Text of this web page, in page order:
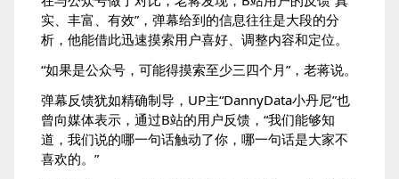
实、丰富、有效”，弹幕给到的信息往往是大段的分
析，他能借此迅速摸索用户喜好、调整内容和定位。
“如果是公众号，可能得摸索至少三四个月”，老蒋说。
弹幕反馈犹如精确制导，UP主“DannyData小丹尼”也
曾向媒体表示，通过B站的用户反馈，“我们能够知
道，我们说的哪一句话触动了你，哪一句话是大家不
喜欢的。”